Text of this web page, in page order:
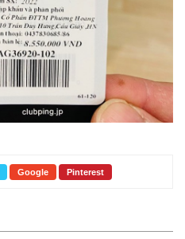
Google Pinterest